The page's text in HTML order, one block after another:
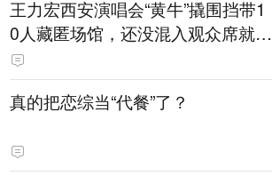
王力宏西安演唱会“黄牛”撬围挡带1
0人藏匿场馆，还没混入观众席就被
抓
真的把恋综当“代餐”了？